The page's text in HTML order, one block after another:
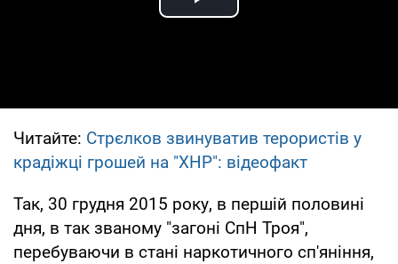
Play Video
Читайте: Стрєлков звинуватив терористів у
крадіжці грошей на "ХНР": відеофакт
Так, 30 грудня 2015 року, в першій половині
дня, в так званому "загоні СпН Троя",
перебуваючи в стані наркотичного сп'яніння,